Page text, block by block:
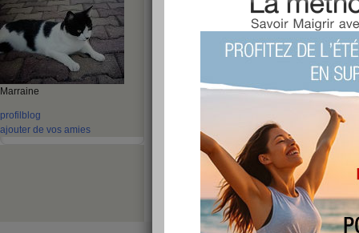
Marraine
profil blog
ajouter de vos amies
Blog de
21 - 30 31 - 31
‹ Préc. 31 Suiv. › »
Colère
publié le 24/07/2008 à 09:58